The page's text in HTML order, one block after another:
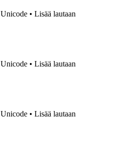
Unicode • Lisää lautaan
Unicode • Lisää lautaan
Unicode • Lisää lautaan